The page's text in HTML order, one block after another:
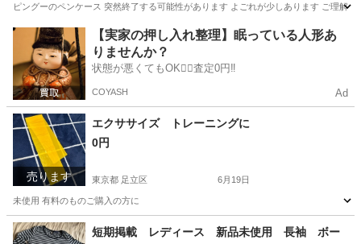
ピングーのペンケース 突然終了する可能性があります よごれが少しあります ご理解
福岡 北九州市 生活雑貨 ピングー
【実家の押し入れ整理】眠っている人形あ
りませんか？
状態が悪くてもOK🙆‍♀️査定0円‼️
COYASH Ad
売ります
エクササイズ トレーニングに
0円
東京都 足立区 6月19日
未使用 有料のものご購入の方に
東京 足立区 スポーツ
短期掲載 レディース 新品未使用 長袖 ボー